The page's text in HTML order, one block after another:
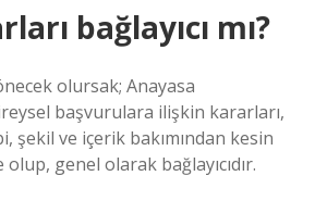
bağlayıcı mı?
olursak; Anayasa
başvurulara ilişkin kararları,
şekil ve içerik bakımından kesin
genel olarak bağlayıcıdır.